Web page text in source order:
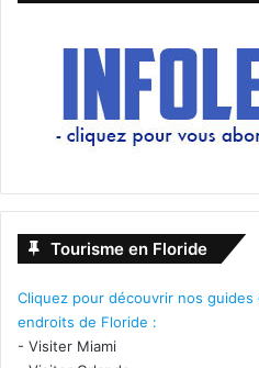
Tourisme en Floride
Cliquez pour découvrir nos
endroits de Floride :
- Visiter Miami